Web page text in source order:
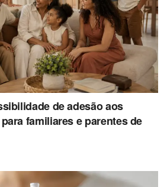
de adesão aos
familiares e parentes de